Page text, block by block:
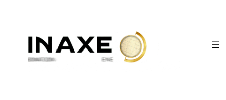
contenu